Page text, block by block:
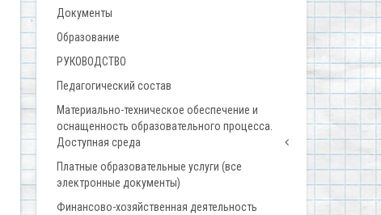
Документы
Образование
РУКОВОДСТВО
Педагогический состав
Материально-техническое обеспечение и
оснащенность образовательного процесса.
Доступная среда
Платные образовательные услуги (все
электронные документы)
Финансово-хозяйственная деятельность